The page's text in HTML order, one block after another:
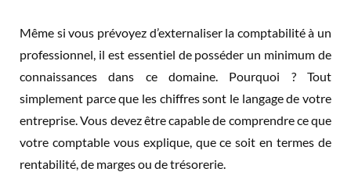
Même si vous prévoyez d’externaliser la comptabilité à un
professionnel, il est essentiel de posséder un minimum de
connaissances dans ce domaine. Pourquoi ? Tout
simplement parce que les chiffres sont le langage de votre
entreprise. Vous devez être capable de comprendre ce que
votre comptable vous explique, que ce soit en termes de
rentabilité, de marges ou de trésorerie.